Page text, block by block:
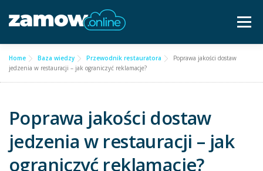
do
Menu
Dla gastronomii ▿ Cennik Częste pytania
Kontakt ▿
Home Baza wiedzy Przewodnik restauratora
Poprawa jakości dostaw
jedzenia w restauracji – jak ograniczyć reklamacje?
Poprawa jakości dostaw
jedzenia w restauracji – jak
ograniczyć reklamacje?